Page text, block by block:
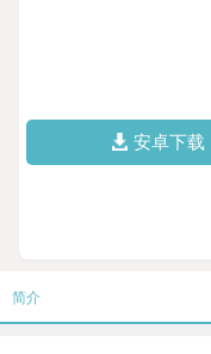
安卓下载
简介